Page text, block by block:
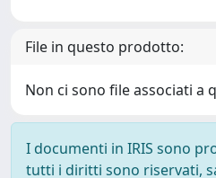
File in questo prodotto:
Non ci sono file associati a
I documenti in IRIS sono
tutti i diritti sono riservati,